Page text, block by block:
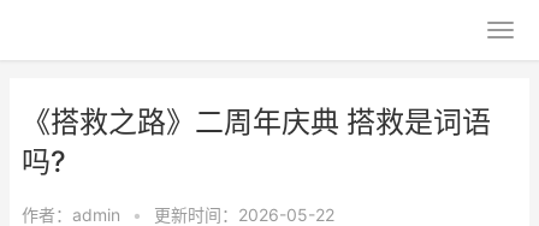
《搭救之路》二周年庆典 搭救是词语
吗?
作者： admin • 更新时间：2026-05-22